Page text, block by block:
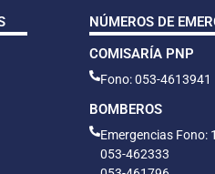
NÚMEROS DE
COMISARÍA PNP
Fono: 053-4613941
BOMBEROS
Emergencias Fono:
053-462333